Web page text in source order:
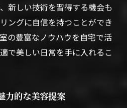
新しい技術を習得する機会も
ングに自信を持つことができ
の豊富なノウハウを自宅で活
で美しい日常を手に入れるこ
力的な美容提案